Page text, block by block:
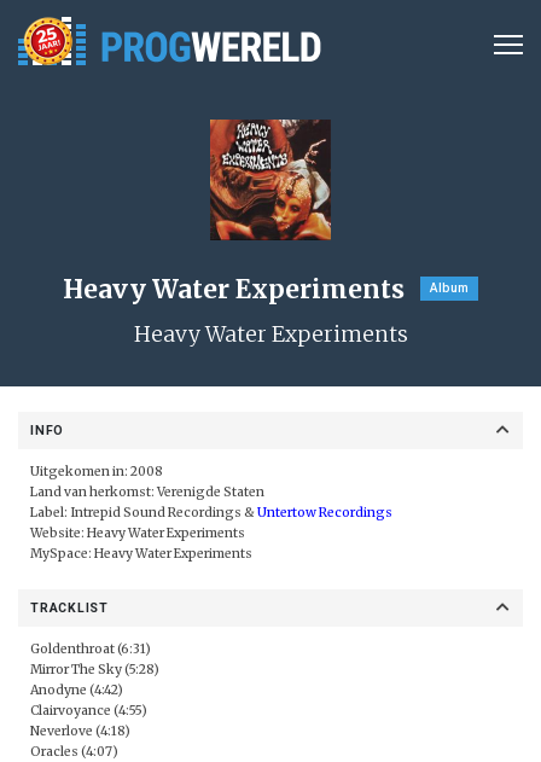
Heavy Water Experiments Album
Heavy Water Experiments
INFO
Uitgekomen in: 2008
Land van herkomst: Verenigde Staten
Label: Intrepid Sound Recordings &Untertow Recordings
Website: Heavy Water Experiments
MySpace: Heavy Water Experiments
TRACKLIST
Goldenthroat (6:31)
Mirror The Sky (5:28)
Anodyne (4:42)
Clairvoyance (4:55)
Neverlove (4:18)
Oracles (4:07)